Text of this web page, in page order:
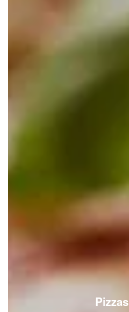
Pizzas